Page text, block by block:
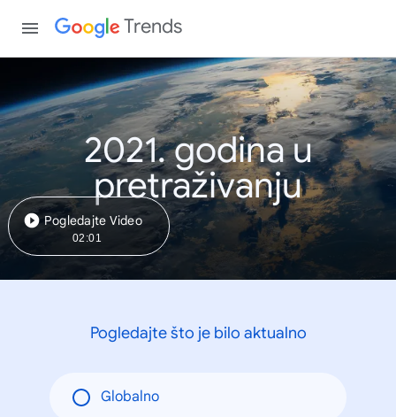
Trends
2021. godina u
pretraživanju
Pogledajte Video
02:01
Pogledajte što je bilo aktualno
Globalno